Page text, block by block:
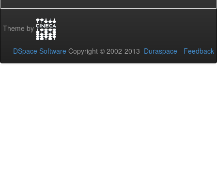
Theme by
DSpace Software Copyright © 2002-2013 Duraspace - Feedback